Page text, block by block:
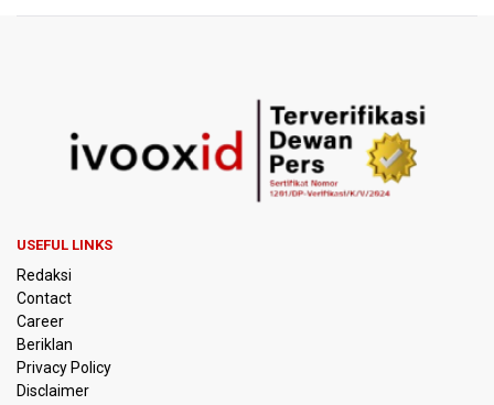
Pakar: Pengungkapan TPPU Eks Jampidsus Febrie
Adriansyah Harus Buktikan Pidana Asal
Tim 9 Kejagung Periksa Febrie Adransayah sebagai
Tersangka dan Saksi Terkait Kasus TPPU
Nasional
Kemarau Panjang, BNPB Minta Kalbar Tinjau Perda Bakar
Lahan
USEFUL LINKS
Redaksi
Contact
Career
Beriklan
Privacy Policy
Disclaimer